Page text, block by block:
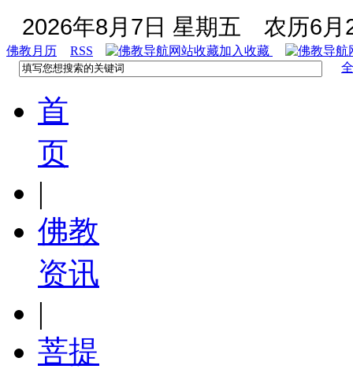
2026年8月7日 星期五 农历6月
佛教月历 RSS
加入收藏
首
页
|
佛教
资讯
|
菩提